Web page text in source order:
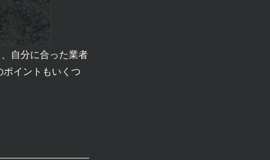
自分に合った業者
イントもいくつ